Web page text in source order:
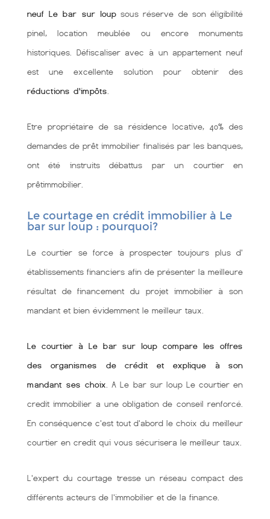
neuf Le bar sur loupsous réserve de son éligibilité
pinel, location meublée ou encore monuments
historiques. Défiscaliser avec à un appartement neuf
est une excellente solution pour obtenir des
réductions d'impôts
Etre propriétaire de sa résidence locative, 40% des
demandes de prêt immobilier finalisés par les banques,
ont été instruits débattus par un courtier en
prêtimmobilier.
Le courtage en crédit immobilier à Le
bar sur loup : pourquoi?
Le courtier se force à prospecter toujours plus d'
établissements financiers afin de présenter la meilleure
résultat de financement du projet immobilier à son
mandant et bien évidemment le meilleur taux.
Le courtier à Le bar sur loup compare les offres
des organismes de crédit et explique à son
mandant ses choix . A Le bar sur loup Le courtier en
credit immobilier a une obligation de conseil renforcé.
En conséquence c'est tout d'abord le choix du meilleur
courtier en credit qui vous sécurisera le meilleur taux.
L'expert du courtage tresse un réseau compact des
différents acteurs de l'immobilier et de la finance.